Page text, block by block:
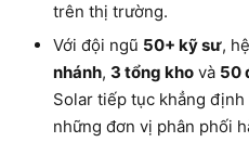
trên thị trường.
Với đội ngũ 50+ kỹ sư,
nhánh, 3 tổng kho và 50
Solar tiếp tục khẳng
những đơn vị phân phối